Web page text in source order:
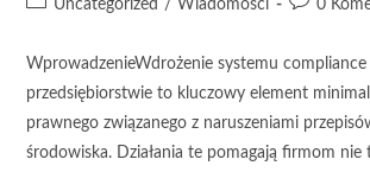
Uncategorized / Wiadomości 0
WprowadzenieWdrożenie systemu
przedsiębiorstwie to kluczowy element
prawnego związanego z naruszeniami
środowiska. Działania te pomagają firmom nie